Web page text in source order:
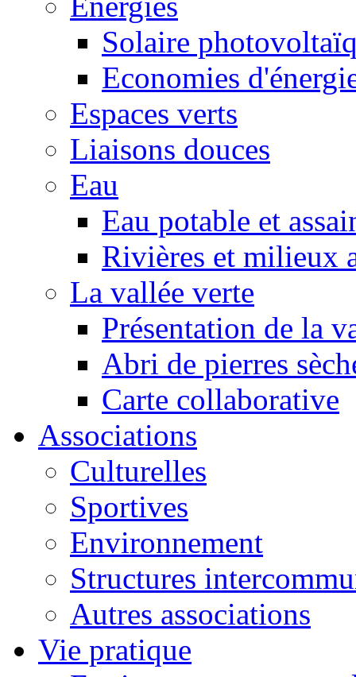
Solaire
Economies
Espaces verts
Liaisons douces
Eau
Eau potable et
Rivières et milieux
La vallée verte
Présentation de la
Abri de pierres
Carte collaborative
Associations
Culturelles
Sportives
Environnement
Structures
Autres associations
Vie pratique